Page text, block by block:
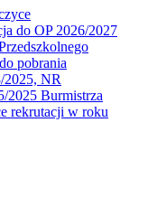
do OP 2026/2027
pobrania
2025, NR
Burmistrza
rekrutacji w roku